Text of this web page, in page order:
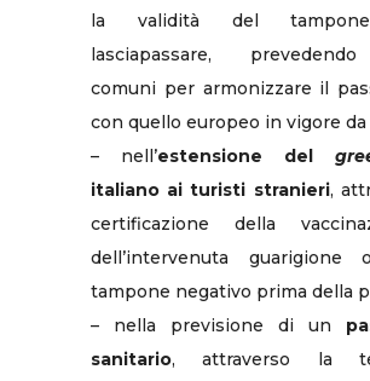
la validità del
lasciapassare,
comuni per armonizzare il
con quello europeo in vigore da
– nell’estensione del
italiano ai turisti stranieri,
certificazione della
dell’intervenuta
tampone negativo prima della
– nella previsione di un
sanitario, attraverso la